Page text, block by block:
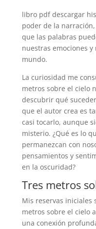
libro pdf descargar
poder de la
que las palabras
nuestras emociones
mundo.
La curiosidad me
metros sobre el cielo
descubrir qué
que el autor crea es
casi tocarlo, aunque
misterio. ¿Qué es lo
permanezcan con
pensamientos y
en la oscuridad?
Tres metros
Mis reservas iniciales
metros sobre el cielo
una conexión